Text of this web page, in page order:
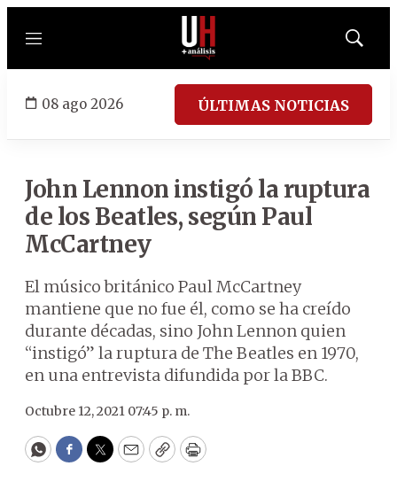
Menú
Mostrar
08 ago 2026 ÚLTIMAS NOTICIAS
John Lennon instigó la ruptura
de los Beatles, según Paul
McCartney
El músico británico Paul McCartney
mantiene que no fue él, como se ha creído
durante décadas, sino John Lennon quien
“instigó” la ruptura de The Beatles en 1970,
en una entrevista difundida por la BBC.
Octubre 12, 2021 07:45 p. m.
WhatsApp
Facebook
Twitter
EmailCopyPrint